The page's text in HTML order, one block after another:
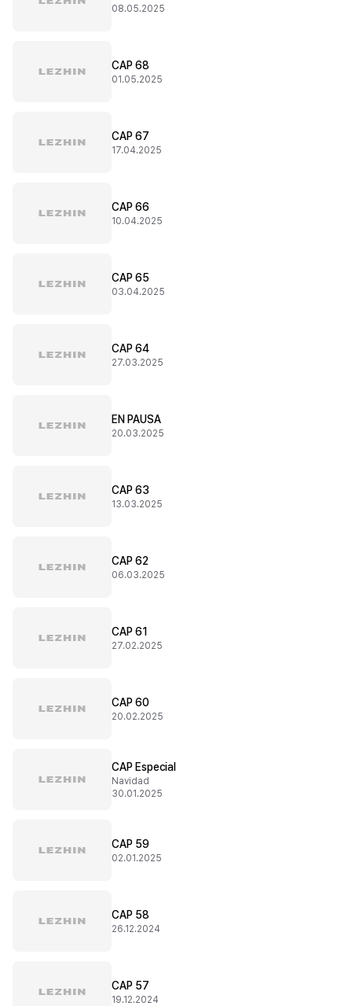
08.05.2025
CAP 68
01.05.2025
CAP 67
17.04.2025
CAP 66
10.04.2025
CAP 65
03.04.2025
CAP 64
27.03.2025
EN PAUSA
20.03.2025
CAP 63
13.03.2025
CAP 62
06.03.2025
CAP 61
27.02.2025
CAP 60
20.02.2025
CAP Especial
Navidad
30.01.2025
CAP 59
02.01.2025
CAP 58
26.12.2024
CAP 57
19.12.2024